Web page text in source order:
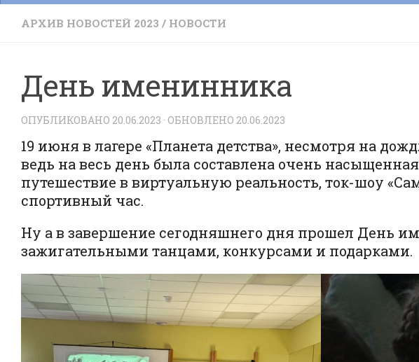
АРХИВ НОВОСТЕЙ 2023 / НОВОСТИ
День именинника
ОПУБЛИКОВАНО 20.06.2023 · ОБНОВЛЕНО 20.06.2023
19 июня в лагере «Планета детства», несмотря на
ведь на весь день была составлена очень
путешествие в виртуальную реальность, ток-шоу
спортивный час.
Ну а в завершение сегодняшнего дня прошел День
зажигательными танцами, конкурсами и подарками.